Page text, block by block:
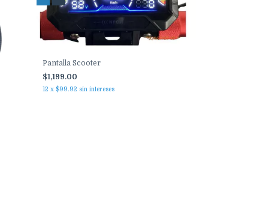
Pantalla Scooter
$1,199.00
12 x $99.92 sin intereses